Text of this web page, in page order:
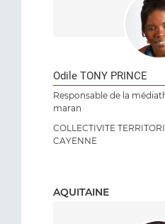
Odile TONY PRINCE
Responsable de la
maran
COLLECTIVITE
CAYENNE
AQUITAINE